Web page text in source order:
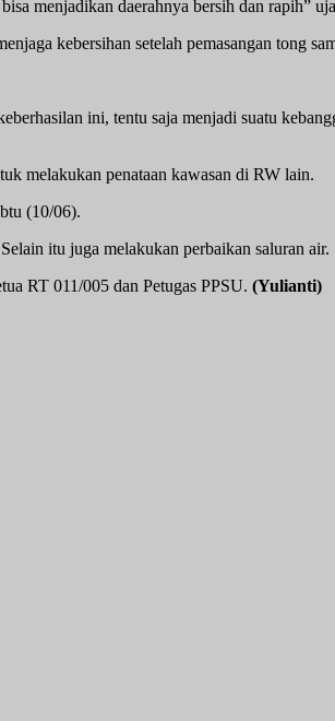
menjadikan daerahnya bersih dan rapih”
kebersihan setelah pemasangan tong
ini, tentu saja menjadi suatu
melakukan penataan kawasan di RW lain.
(10/06).
itu juga melakukan perbaikan saluran air.
RT 011/005 dan Petugas PPSU. (Yulianti)